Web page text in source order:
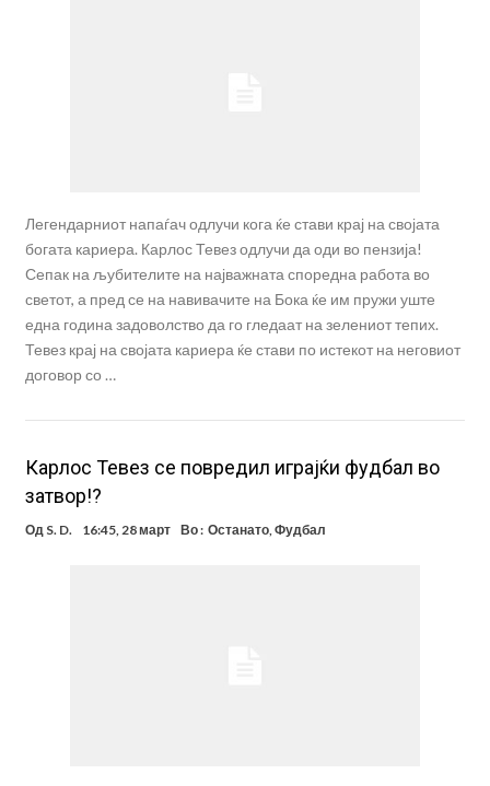
Легендарниот напаѓач одлучи кога ќе стави крај на својата
богата кариера. Карлос Тевез одлучи да оди во пензија!
Сепак на љубителите на најважната споредна работа во
светот, а пред се на навивачите на Бока ќе им пружи уште
една година задоволство да го гледаат на зелениот тепих.
Тевез крај на својата кариера ќе стави по истекот на неговиот
договор со …
Карлос Тевез се повредил играјќи фудбал во
затвор!?
Од S. D. 16:45, 28 март Во : Останато,Фудбал